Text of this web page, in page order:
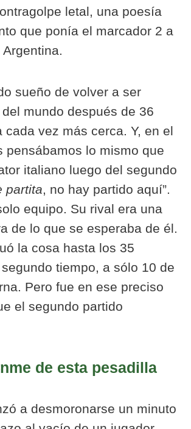
letal, una poesía
que ponía el marcador 2 a
sueño de volver a ser
mundo después de 36
cada vez más cerca. Y, en el
pensábamos lo mismo que
italiano luego del segundo
partita, no hay partido aquí”.
equipo. Su rival era una
de lo que se esperaba de él.
la cosa hasta los 35
tiempo, a sólo 10 de
Pero fue en ese preciso
el segundo partido
de esta pesadilla
a desmoronarse un minuto